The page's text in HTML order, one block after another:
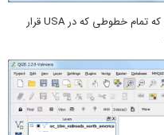
۸-به پنجره اصلی QGIS برگردید، خواهید دید که تمام خطوطی که در USA قرار